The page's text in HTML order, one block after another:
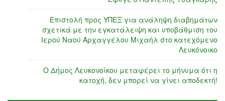
Επιστολή προς ΥΠΕΞ για ανάληψη διαβημάτων
σχετικά με την εγκατάλειψη και υποβάθμιση του
Ιερού Ναού Αρχαγγέλου Μιχαήλ στο κατεχόμενο
Λευκόνοικο
Ο Δήμος Λευκονοίκου μεταφέρει το μήνυμα ότι η
κατοχή, δεν μπορεί να γίνει αποδεκτή!